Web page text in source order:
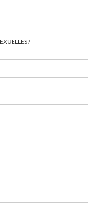
?